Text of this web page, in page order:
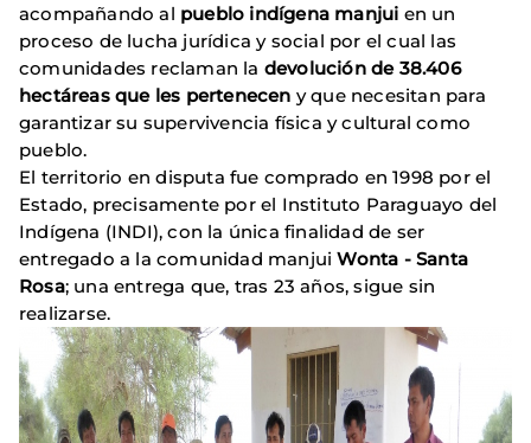
acompañando al pueblo indígena manjui en un
proceso de lucha jurídica y social por el cual las
comunidades reclaman la devolución de 38.406
hectáreas que les pertenecen y que necesitan para
garantizar su supervivencia física y cultural como
pueblo.
El territorio en disputa fue comprado en 1998 por el
Estado, precisamente por el Instituto Paraguayo del
Indígena (INDI), con la única finalidad de ser
entregado a la comunidad manjuiWonta - Santa
Rosa; una entrega que, tras 23 años, sigue sin
realizarse.